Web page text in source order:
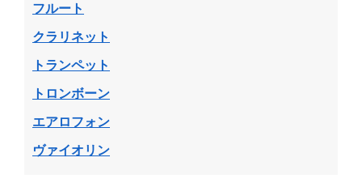
フルート
クラリネット
トランペット
トロンボーン
エアロフォン
ヴァイオリン